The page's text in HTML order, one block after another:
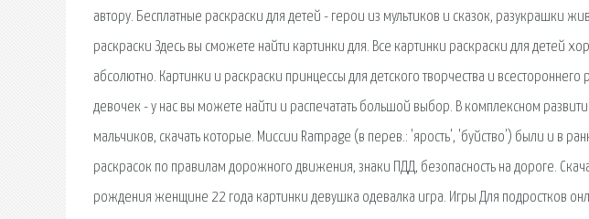
автору. Бесплатные раскраски для детей - герои из мультиков и сказок, разукрашки
раскраски Здесь вы сможете найти картинки для. Все картинки раскраски для детей
абсолютно. Картинки и раскраски принцессы для детского творчества и
девочек - у нас вы можете найти и распечатать большой выбор. В комплексном
мальчиков, скачать которые. Миссии Rampage (в перев.: 'ярость', 'буйство') были и в
раскрасок по правилам дорожного движения, знаки ПДД, безопасность на дороге.
рождения женщине 22 года картинки девушка одевалка игра. Игры Для подростков